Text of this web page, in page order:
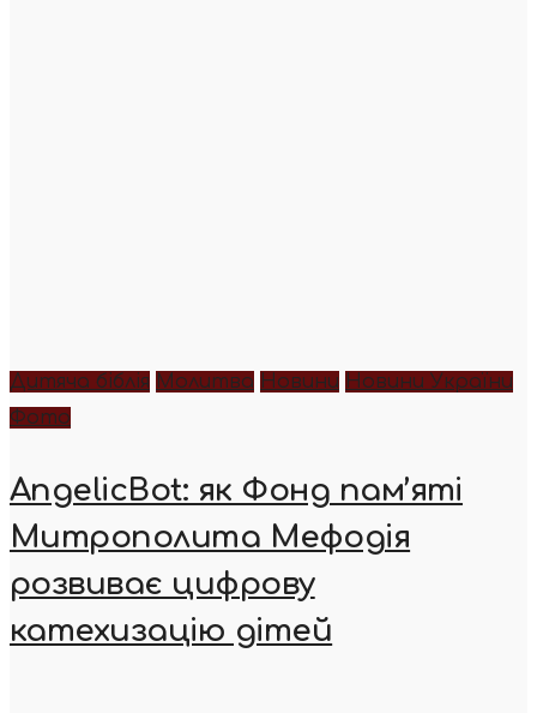
Дитяча біблія Молитва Новини Новини України
Фото
AngelicBot: як Фонд пам’яті
Митрополита Мефодія
розвиває цифрову
катехизацію дітей